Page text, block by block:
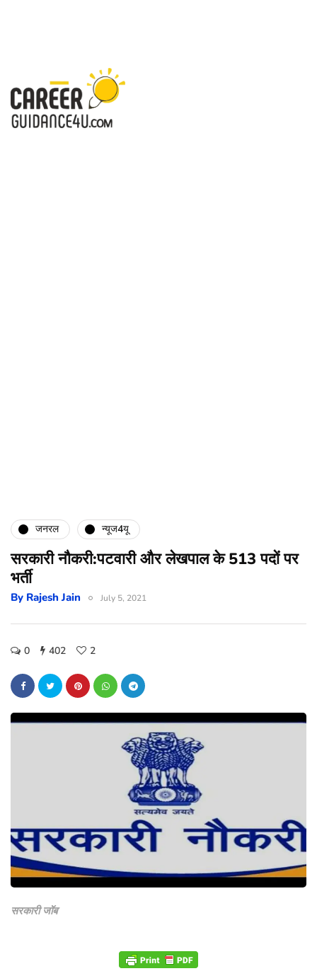
जनरल न्यूज4यू
सरकारी नौकरी:पटवारी और लेखपाल के 513 पदों पर
भर्ती
By Rajesh Jain July 5, 2021
0 402 2
सरकारी जॉब